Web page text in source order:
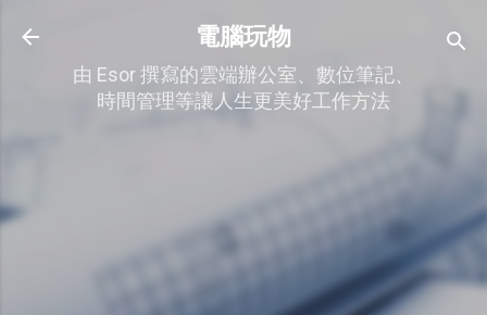
跳到主要內容
電腦玩物
由 Esor 撰寫的雲端辦公室、數位筆記、
時間管理等讓人生更美好工作方法